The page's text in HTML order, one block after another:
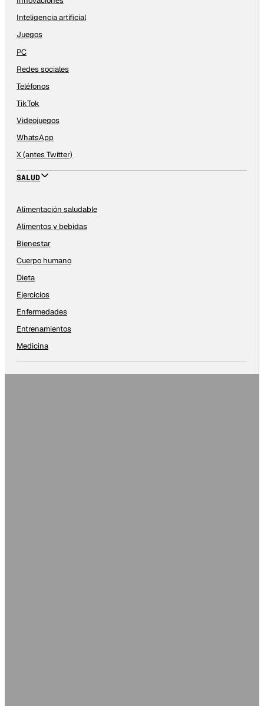
Inteligencia artificial
Juegos
PC
Redes sociales
Teléfonos
TikTok
Videojuegos
WhatsApp
X (antes Twitter)
SALUD
Alimentación saludable
Alimentos y bebidas
Bienestar
Cuerpo humano
Dieta
Ejercicios
Enfermedades
Entrenamientos
Medicina